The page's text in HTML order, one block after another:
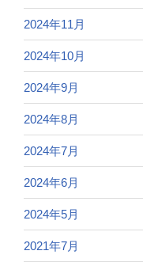
2024年11月
2024年10月
2024年9月
2024年8月
2024年7月
2024年6月
2024年5月
2021年7月